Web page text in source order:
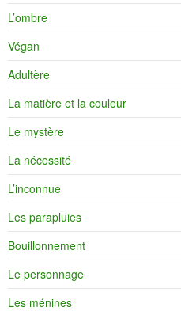
L’ombre
Végan
Adultère
La matière et la couleur
Le mystère
La nécessité
L’inconnue
Les parapluies
Bouillonnement
Le personnage
Les ménines